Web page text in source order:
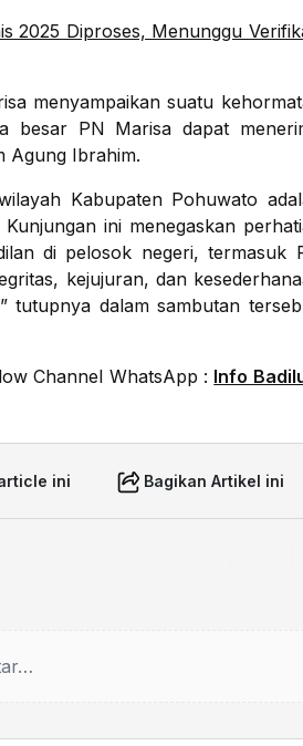
2025 Diproses, Menunggu
menyampaikan suatu
besar PN Marisa dapat
Agung Ibrahim.
Kabupaten Pohuwato
ini menegaskan
di pelosok negeri, termasuk
kejujuran, dan
tutupnya dalam sambutan
Channel WhatsApp : Info
ini Bagikan Artikel ini